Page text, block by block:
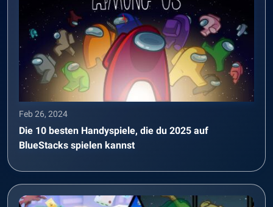
Feb 26, 2024
Die 10 besten Handyspiele, die du 2025 auf
BlueStacks spielen kannst